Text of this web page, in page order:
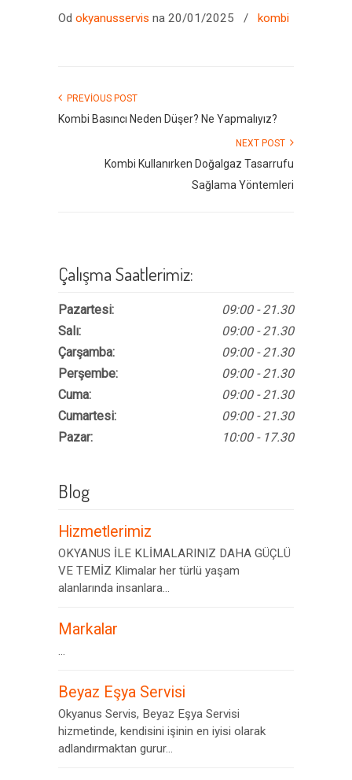
Od okyanusservis na 20/01/2025 / kombi
PREVIOUS POST
Kombi Basıncı Neden Düşer? Ne Yapmalıyız?
NEXT POST
Kombi Kullanırken Doğalgaz Tasarrufu
Sağlama Yöntemleri
Çalışma Saatlerimiz:
Pazartesi:
Salı:
Çarşamba:
Perşembe:
Cuma:
Cumartesi:
Pazar:
09:00 - 21.30
09:00 - 21.30
09:00 - 21.30
09:00 - 21.30
09:00 - 21.30
09:00 - 21.30
10:00 - 17.30
Blog
Hizmetlerimiz
OKYANUS İLE KLİMALARINIZ DAHA GÜÇLÜ
VE TEMİZ Klimalar her türlü yaşam
alanlarında insanlara...
Markalar
...
Beyaz Eşya Servisi
Okyanus Servis, Beyaz Eşya Servisi
hizmetinde, kendisini işinin en iyisi olarak
adlandırmaktan gurur...